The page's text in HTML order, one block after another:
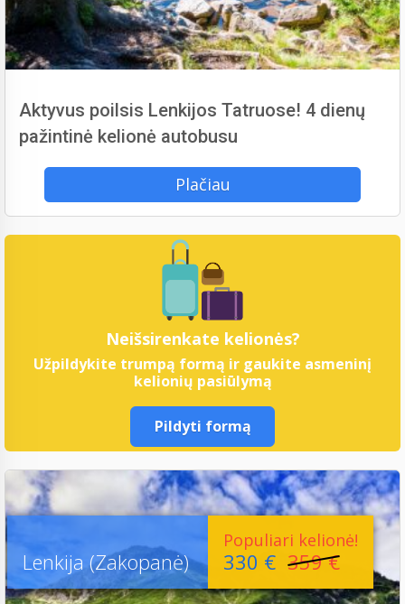
Aktyvus poilsis Lenkijos Tatruose! 4 dienų
pažintinė kelionė autobusu
Plačiau
Neišsirenkate kelionės?
Užpildykite trumpą formą ir gaukite asmeninį
kelionių pasiūlymą
Pildyti formą
Lenkija (Zakopanė)
Populiari kelionė!
330 € 359 €